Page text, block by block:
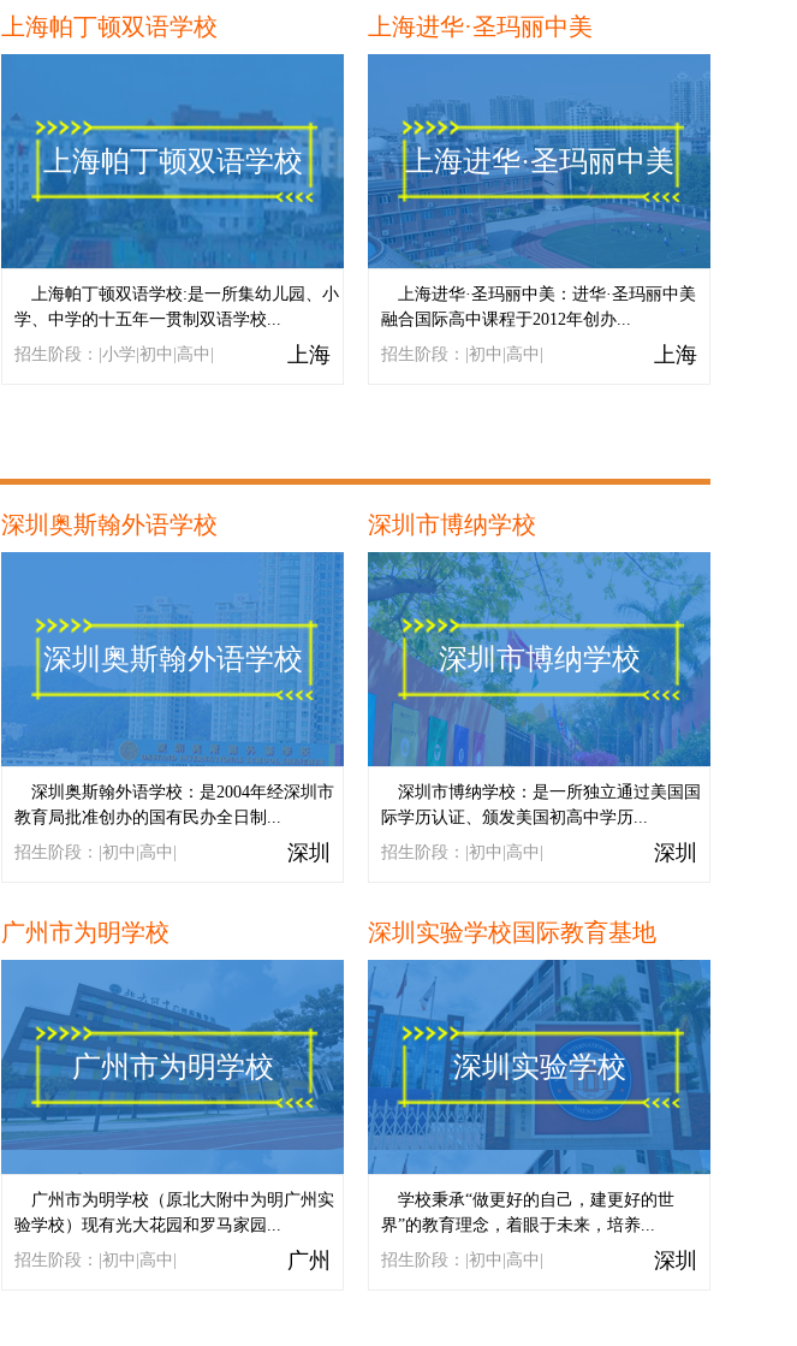
上海帕丁顿双语学校
上海帕丁顿双语学校
上海帕丁顿双语学校:是一所集幼儿园、小
学、中学的十五年一贯制双语学校...
招生阶段：|小学|初中|高中|
上海
上海进华·圣玛丽中美
上海进华·圣玛丽中美
上海进华·圣玛丽中美：进华·圣玛丽中美
融合国际高中课程于2012年创办...
招生阶段：|初中|高中|
上海
深圳奥斯翰外语学校
深圳奥斯翰外语学校
深圳奥斯翰外语学校：是2004年经深圳市
教育局批准创办的国有民办全日制...
招生阶段：|初中|高中|
深圳
深圳市博纳学校
深圳市博纳学校
深圳市博纳学校：是一所独立通过美国国
际学历认证、颁发美国初高中学历...
招生阶段：|初中|高中|
深圳
广州市为明学校
广州市为明学校
广州市为明学校（原北大附中为明广州实
验学校）现有光大花园和罗马家园...
招生阶段：|初中|高中|
广州
深圳实验学校国际教育基地
深圳实验学校
学校秉承“做更好的自己，建更好的世
界”的教育理念，着眼于未来，培养...
招生阶段：|初中|高中|
深圳